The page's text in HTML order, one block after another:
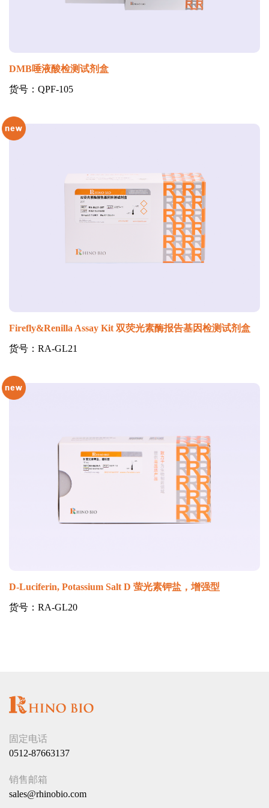
DMB唾液酸检测试剂盒
货号：QPF-105
Firefly&Renilla Assay Kit 双荧光素酶报告基因检测试剂盒
货号：RA-GL21
D-Luciferin, Potassium Salt D 萤光素钾盐，增强型
货号：RA-GL20
固定电话
0512-87663137
销售邮箱
sales@rhinobio.com